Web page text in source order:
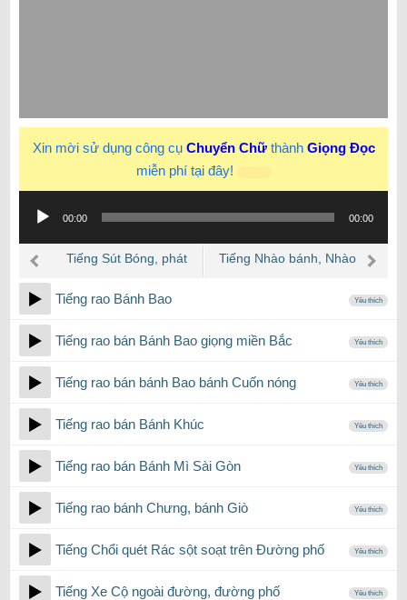
Xin mời sử dụng công cụ Chuyển Chữthành Giọng Đọc
miễn phí tại đây!
phát
âm
thanh
00:00 00:00
Tiếng Sút Bóng, phát
Tiếng Nhào bánh, Nhào
Tiếng rao Bánh Bao Yêu thích
Tiếng rao bán Bánh Bao giọng miền Bắc Yêu thích
Tiếng rao bán bánh Bao bánh Cuốn nóng Yêu thích
Tiếng rao bán Bánh Khúc Yêu thích
Tiếng rao bán Bánh Mì Sài Gòn Yêu thích
Tiếng rao bánh Chưng, bánh Giò Yêu thích
Tiếng Chổi quét Rác sột soạt trên Đường phố Yêu thích
Tiếng Xe Cộ ngoài đường, đường phố Yêu thích